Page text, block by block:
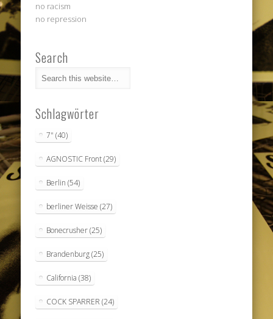
no racism
no repression
Search
Schlagwörter
7" (40)
AGNOSTIC Front(29)
Berlin (54)
berliner Weisse (27)
Bonecrusher(25)
Brandenburg(25)
California (38)
COCK SPARRER (24)